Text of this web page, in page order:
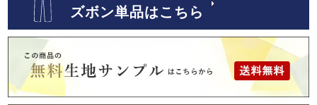
ズボン単品はこちら